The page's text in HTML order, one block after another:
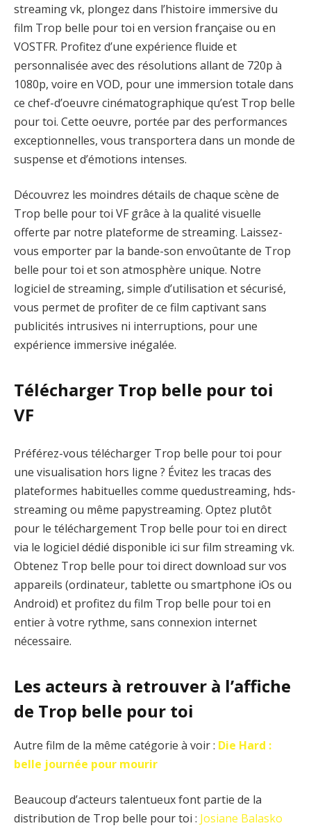
streaming vk, plongez dans l’histoire immersive du
film Trop belle pour toi en version française ou en
VOSTFR. Profitez d’une expérience fluide et
personnalisée avec des résolutions allant de 720p à
1080p, voire en VOD, pour une immersion totale dans
ce chef-d’oeuvre cinématographique qu’est Trop belle
pour toi. Cette oeuvre, portée par des performances
exceptionnelles, vous transportera dans un monde de
suspense et d’émotions intenses.
Découvrez les moindres détails de chaque scène de
Trop belle pour toi VF grâce à la qualité visuelle
offerte par notre plateforme de streaming. Laissez-
vous emporter par la bande-son envoûtante de Trop
belle pour toi et son atmosphère unique. Notre
logiciel de streaming, simple d’utilisation et sécurisé,
vous permet de profiter de ce film captivant sans
publicités intrusives ni interruptions, pour une
expérience immersive inégalée.
Télécharger Trop belle pour toi
VF
Préférez-vous télécharger Trop belle pour toi pour
une visualisation hors ligne ? Évitez les tracas des
plateformes habituelles comme quedustreaming, hds-
streaming ou même papystreaming. Optez plutôt
pour le téléchargement Trop belle pour toi en direct
via le logiciel dédié disponible ici sur film streaming vk.
Obtenez Trop belle pour toi direct download sur vos
appareils (ordinateur, tablette ou smartphone iOs ou
Android) et profitez du film Trop belle pour toi en
entier à votre rythme, sans connexion internet
nécessaire.
Les acteurs à retrouver à l’affiche
de Trop belle pour toi
Autre film de la même catégorie à voir : Die Hard :
belle journée pour mourir
Beaucoup d’acteurs talentueux font partie de la
distribution de Trop belle pour toi : Josiane Balasko